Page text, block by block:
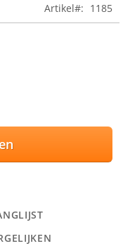
Artikel
1185